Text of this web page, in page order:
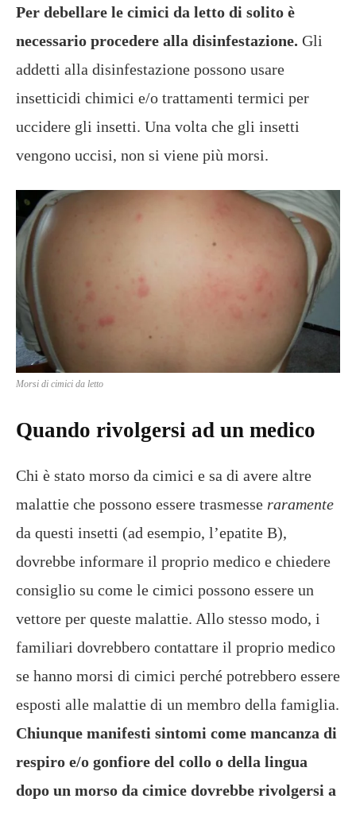
Per debellare le cimici da letto di solito è
necessario procedere alla disinfestazione. Gli
addetti alla disinfestazione possono usare
insetticidi chimici e/o trattamenti termici per
uccidere gli insetti. Una volta che gli insetti
vengono uccisi, non si viene più morsi.
Morsi di cimici da letto
Quando rivolgersi ad un medico
Chi è stato morso da cimici e sa di avere altre
malattie che possono essere trasmesse raramente
da questi insetti (ad esempio, l’epatite B),
dovrebbe informare il proprio medico e chiedere
consiglio su come le cimici possono essere un
vettore per queste malattie. Allo stesso modo, i
familiari dovrebbero contattare il proprio medico
se hanno morsi di cimici perché potrebbero essere
esposti alle malattie di un membro della famiglia.
Chiunque manifesti sintomi come mancanza di
respiro e/o gonfiore del collo o della lingua
dopo un morso da cimice dovrebbe rivolgersi a